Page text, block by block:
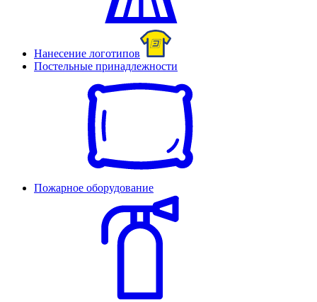
Нанесение логотипов
Постельные принадлежности
Пожарное оборудование